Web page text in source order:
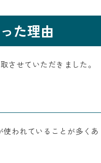
た理由
させていただきました。
われていることが多く